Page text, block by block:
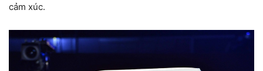
cảm xúc.